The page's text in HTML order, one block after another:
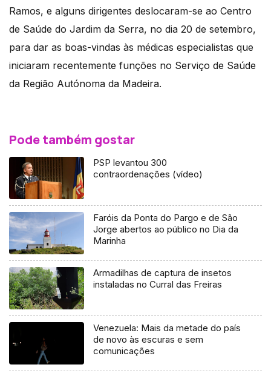
Ramos, e alguns dirigentes deslocaram-se ao Centro
de Saúde do Jardim da Serra, no dia 20 de setembro,
para dar as boas-vindas às médicas especialistas que
iniciaram recentemente funções no Serviço de Saúde
da Região Autónoma da Madeira.
Pode também gostar
PSP levantou 300
contraordenações (vídeo)
Faróis da Ponta do Pargo e de São
Jorge abertos ao público no Dia da
Marinha
Armadilhas de captura de insetos
instaladas no Curral das Freiras
Venezuela: Mais da metade do país
de novo às escuras e sem
comunicações